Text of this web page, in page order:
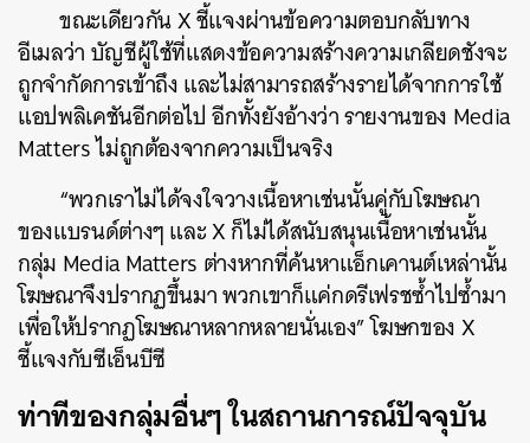
ขณะเดียวกัน X ชี้แจงผ่านข้อความตอบกลับทาง
อีเมลว่า บัญชีผู้ใช้ที่แสดงข้อความสร้างความเกลียดชังจะ
ถูกจำกัดการเข้าถึง และไม่สามารถสร้างรายได้จากการใช้
แอปพลิเคชันอีกต่อไป อีกทั้งยังอ้างว่า รายงานของ Media
Matters ไม่ถูกต้องจากความเป็นจริง
“พวกเราไม่ได้จงใจวางเนื้อหาเช่นนั้นคู่กับโฆษณา
ของแบรนด์ต่างๆ และ X ก็ไม่ได้สนับสนุนเนื้อหาเช่นนั้น
กลุ่ม Media Matters ต่างหากที่ค้นหาแอ็กเคานต์เหล่านั้น
โฆษณาจึงปรากฏขึ้นมา พวกเขาก็แค่กดรีเฟรชซ้ำไปซ้ำมา
เพื่อให้ปรากฏโฆษณาหลากหลายนั่นเอง” โฆษกของ X
ชี้แจงกับซีเอ็นบีซี
ท่าทีของกลุ่มอื่นๆ ในสถานการณ์ปัจจุบัน